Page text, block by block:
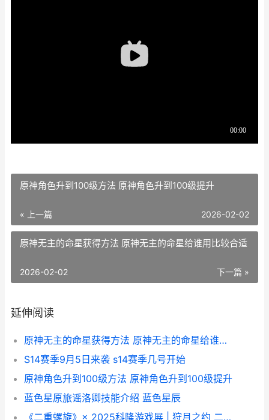
原神角色升到100级方法 原神角色升到100级提升
« 上一篇 2026-02-02
原神无主的命星获得方法 原神无主的命星给谁用比较合适
下一篇 »
2026-02-02
延伸阅读
原神无主的命星获得方法 原神无主的命星给谁用比较合适
S14赛季9月5日来袭 s14赛季几号开始
原神角色升到100级方法 原神角色升到100级提升
蓝色星原旅谣洛卿技能介绍 蓝色星辰
《二重螺旋》× 2025科隆游戏展 | 狩月之约 二重螺旋百科